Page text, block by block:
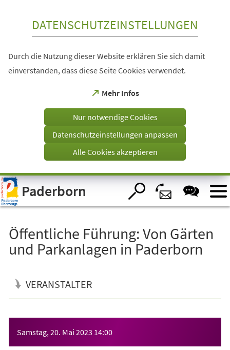
Visuelle
Assistenzsoftware
öffnen.
DATENSCHUTZEINSTELLUNGEN
Durch die Nutzung dieser Website erklären Sie sich damit
einverstanden, dass diese Seite Cookies verwendet.
Mehr Infos
(Öffnet
einem
Tab)
Nur notwendige Cookies
Datenschutzeinstellungen anpassen
Alle Cookies akzeptieren
Paderborn
Öffentliche Führung: Von Gärten
und Parkanlagen in Paderborn
VERANSTALTER
Samstag, 20. Mai 2023 14:00